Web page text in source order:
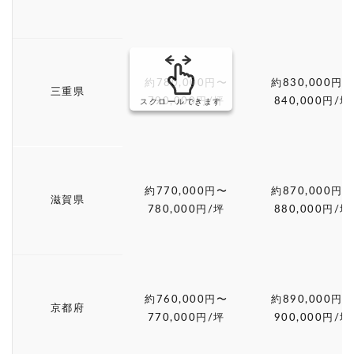
三重県
約780,000円〜
790,000円/坪
約830,000円〜
840,000円/坪
滋賀県
約770,000円〜
780,000円/坪
約870,000円〜
880,000円/坪
京都府
約760,000円〜
770,000円/坪
約890,000円〜
900,000円/坪
スクロールできます